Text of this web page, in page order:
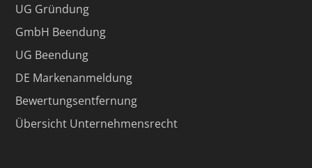
UG Gründung
GmbH Beendung
UG Beendung
DE Markenanmeldung
Bewertungsentfernung
Übersicht Unternehmensrecht